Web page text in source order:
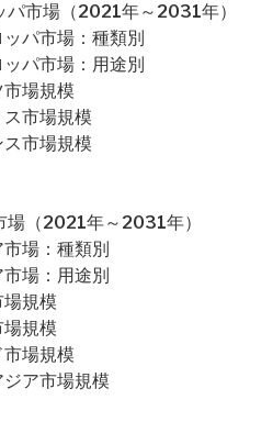
市場（2021年～2031年）
パ市場：種類別
パ市場：用途別
場規模
市場規模
市場規模
場（2021年～2031年）
場：種類別
場：用途別
規模
規模
場規模
ア市場規模